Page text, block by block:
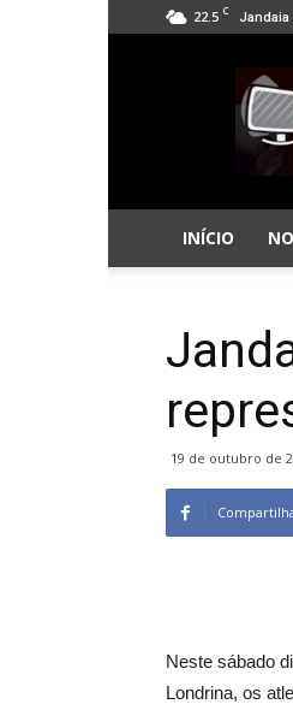
22.5 C Jandaia
Jandaia
Online
INÍCIO
19 de outubro de
Neste sábado
Londrina, os